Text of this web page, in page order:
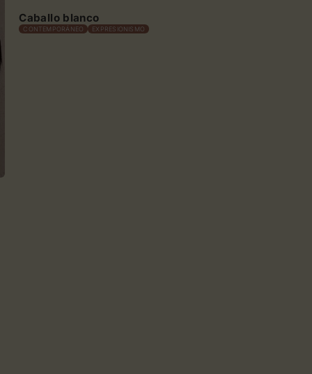
Caballo blanco
CONTEMPORÁNEO EXPRESIONISMO